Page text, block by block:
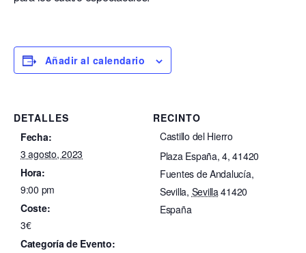
Añadir al calendario
DETALLES
Fecha:
3 agosto, 2023
Hora:
9:00 pm
Coste:
3€
Categoría de Evento:
RECINTO
Castillo del Hierro
Plaza España, 4, 41420
Fuentes de Andalucía,
Sevilla, Sevilla41420
España